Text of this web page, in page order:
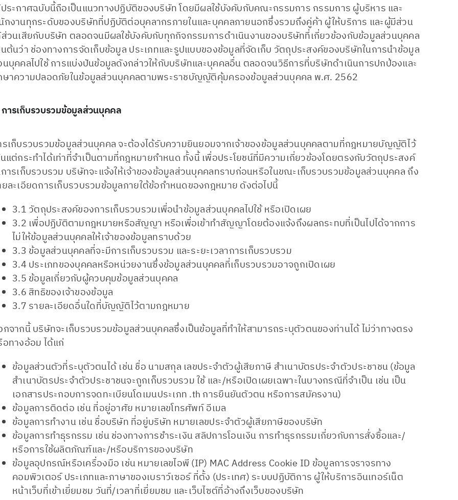
ระกาศฉบับนี้ถือเป็นแนวทางปฏิบัติของบริษัท โดยมีผลใช้บังคับกับคณะกรรมการ กรรมการ ผู้บริหาร และ
กงานทุกระดับของบริษัทที่ปฏิบัติต่อบุคลากรภายในและบุคคลภายนอกซึ่งรวมถึงคู่ค้า ผู้ให้บริการ และผู้มีส่วน
วนเสียกับบริษัท ตลอดจนมีผลใช้บังคับกับทุกกิจกรรมการดำเนินงานของบริษัทที่เกี่ยวข้องกับข้อมูลส่วนบุคคล
นต้นว่า ช่องทางการจัดเก็บข้อมูล ประเภทและรูปแบบของข้อมูลที่จัดเก็บ วัตถุประสงค์ของบริษัทในการนำข้อมูล
นบุคคลไปใช้ การแบ่งปันข้อมูลดังกล่าวให้กับบริษัทและบุคคลอื่น ตลอดจนวิธีการที่บริษัทดำเนินการปกป้องและ
ษาความปลอดภัยในข้อมูลส่วนบุคคลตามพระราชบัญญัติคุ้มครองข้อมูลส่วนบุคคล พ.ศ. 2562
ารเก็บรวบรวมข้อมูลส่วนบุคคล
รเก็บรวบรวมข้อมูลส่วนบุคคล จะต้องได้รับความยินยอมจากเจ้าของข้อมูลส่วนบุคคลตามที่กฎหมายบัญญัติไว้
นแต่กระทำได้เท่าที่จำเป็นตามที่กฎหมายกำหนด ทั้งนี้ เพื่อประโยชน์ที่มีความเกี่ยวข้องโดยตรงกับวัตถุประสงค์
ารเก็บรวบรวม บริษัทจะแจ้งให้เจ้าของข้อมูลส่วนบุคคลทราบก่อนหรือในขณะเก็บรวบรวมข้อมูลส่วนบุคคล ถึง
ยละเอียดการเก็บรวบรวมข้อมูลภายใต้ข้อกำหนดของกฎหมาย ดังต่อไปนี้
3.1 วัตถุประสงค์ของการเก็บรวบรวมเพื่อนำข้อมูลส่วนบุคคลไปใช้ หรือเปิดเผย
3.2 เพื่อปฏิบัติตามกฎหมายหรือสัญญา หรือเพื่อเข้าทำสัญญาโดยต้องแจ้งถึงผลกระทบที่เป็นไปได้จากการ
ไม่ให้ข้อมูลส่วนบุคคลให้เจ้าของข้อมูลทราบด้วย
3.3 ข้อมูลส่วนบุคคลที่จะมีการเก็บรวบรวม และระยะเวลาการเก็บรวบรวม
3.4 ประเภทของบุคคลหรือหน่วยงานซึ่งข้อมูลส่วนบุคคลที่เก็บรวบรวมอาจถูกเปิดเผย
3.5 ข้อมูลเกี่ยวกับผู้ควบคุมข้อมูลส่วนบุคคล
3.6 สิทธิของเจ้าของข้อมูล
3.7 รายละเอียดอื่นใดที่บัญญัติไว้ตามกฎหมาย
กจากนี้ บริษัทจะเก็บรวบรวมข้อมูลส่วนบุคคลซึ่งเป็นข้อมูลที่ทำให้สามารถระบุตัวตนของท่านได้ ไม่ว่าทางตรง
อทางอ้อม ได้แก่
ข้อมูลส่วนตัวที่ระบุตัวตนได้เช่น ชื่อ นามสกุล เลขประจำตัวผู้เสียภาษี สำเนาบัตรประจำตัวประชาชน (ข้อมูล
สำเนาบัตรประจำตัวประชาชนจะถูกเก็บรวบรวม ใช้ และ/หรือเปิดเผยเฉพาะในบางกรณีที่จำเป็น เช่น เป็น
เอกสารประกอบการจดทะเบียนโดเมนประเภท .th การยืนยันตัวตน หรือการสมัครงาน)
ข้อมูลการติดต่อ เช่น ที่อยู่อาศัย หมายเลขโทรศัพท์ อีเมล
ข้อมูลการทำงานเช่น ชื่อบริษัท ที่อยู่บริษัท หมายเลขประจำตัวผู้เสียภาษีของบริษัท
ข้อมูลการทำธุรกรรม เช่น ช่องทางการชำระเงิน สลิปการโอนเงิน การทำธุรกรรมเกี่ยวกับการสั่งซื้อและ/
หรือการใช้ผลิตภัณฑ์และ/หรือบริการของบริษัท
ข้อมูลอุปกรณ์หรือเครื่องมือ เช่น หมายเลขไอพี (IP) MAC Address Cookie ID ข้อมูลการจราจรทาง
คอมพิวเตอร์ ประเภทและภาษาของเบราว์เซอร์ ที่ตั้ง (ประเทศ) ระบบปฏิบัติการ ผู้ให้บริการอินเทอร์เน็ต
หน้าเว็บที่เข้าเยี่ยมชม วันที่/เวลาที่เยี่ยมชม และเว็บไซต์ที่อ้างถึงเว็บของบริษัท